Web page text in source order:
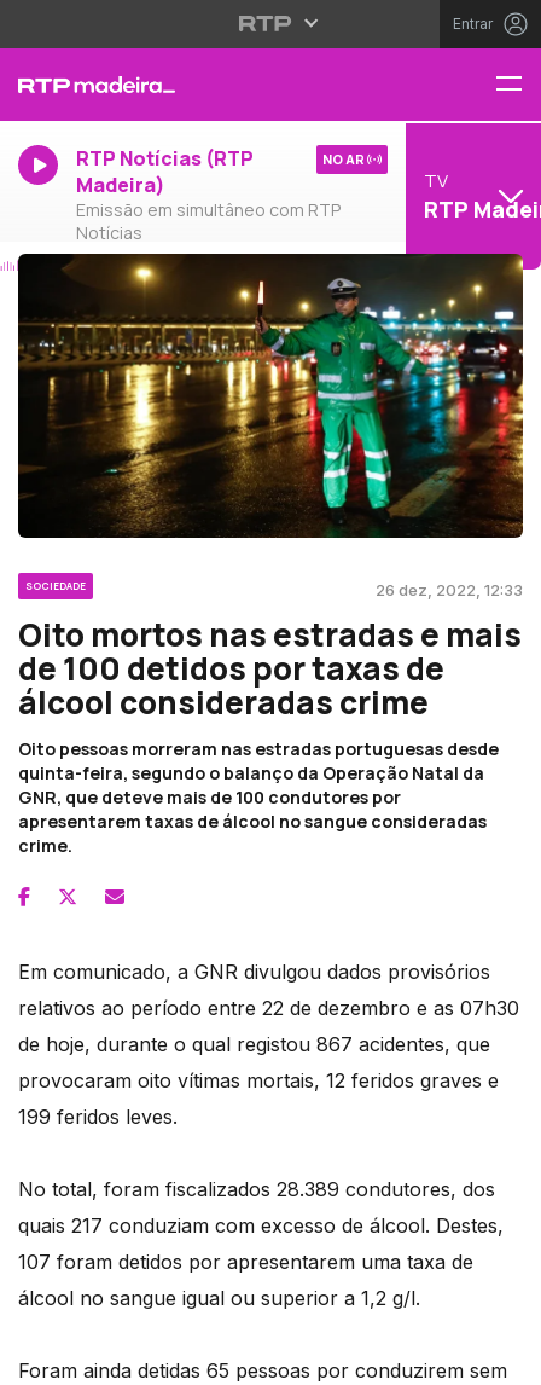
Entrar
RTP Notícias (RTP
Madeira)
Emissão em simultâneo com RTP
Notícias
NO AR
TV
RTP
SOCIEDADE 26 dez, 2022, 12:33
Oito mortos nas estradas e mais
de 100 detidos por taxas de
álcool consideradas crime
Oito pessoas morreram nas estradas portuguesas desde
quinta-feira, segundo o balanço da Operação Natal da
GNR, que deteve mais de 100 condutores por
apresentarem taxas de álcool no sangue consideradas
crime.
Em comunicado, a GNR divulgou dados provisórios
relativos ao período entre 22 de dezembro e as 07h30
de hoje, durante o qual registou 867 acidentes, que
provocaram oito vítimas mortais, 12 feridos graves e
199 feridos leves.
No total, foram fiscalizados 28.389 condutores, dos
quais 217 conduziam com excesso de álcool. Destes,
107 foram detidos por apresentarem uma taxa de
álcool no sangue igual ou superior a 1,2 g/l.
Foram ainda detidas 65 pessoas por conduzirem sem